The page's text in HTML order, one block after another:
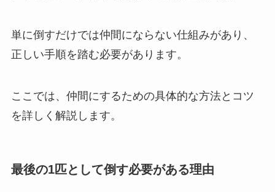
単に倒すだけでは仲間にならない仕組みがあり、
正しい手順を踏む必要があります。
ここでは、仲間にするための具体的な方法とコツ
を詳しく解説します。
最後の1匹として倒す必要がある理由